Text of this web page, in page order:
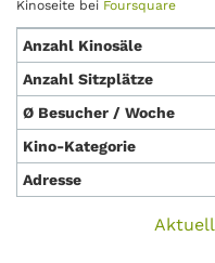
Kinoseite bei Foursquare
Anzahl Kinosäle
Anzahl Sitzplätze
Ø Besucher / Woche
Kino-Kategorie
Adresse